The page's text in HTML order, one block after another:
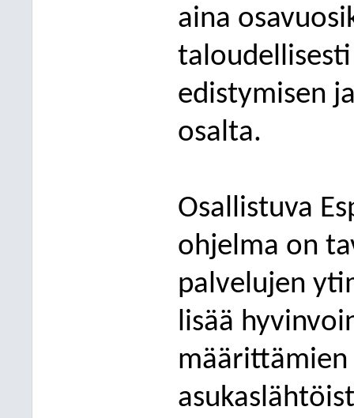
aina
edistymisen
osalta.
Osallistuva
ohjelma on
palvelujen
lisää